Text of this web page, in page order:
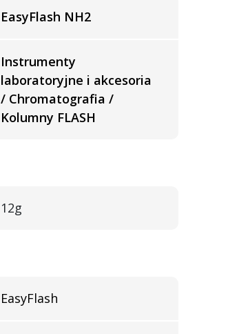
EasyFlash NH2
Instrumenty
laboratoryjne i akcesoria
/ Chromatografia /
Kolumny FLASH
12g
EasyFlash